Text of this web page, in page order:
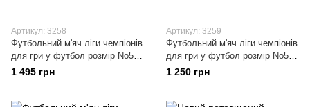
Артикул: 3258
Футбольний м'яч ліги чемпіонів
для гри у футбол розмір No5
футбольні м'ячі для асфальту
та вулиці ADIDAS
1 495 грн
Артикул: 3259
Футбольний м'яч ліги чемпіонів
для гри у футбол розмір No5
футбольні м'ячі для асфальту
та вулиці DERBYSTAR
1 250 грн